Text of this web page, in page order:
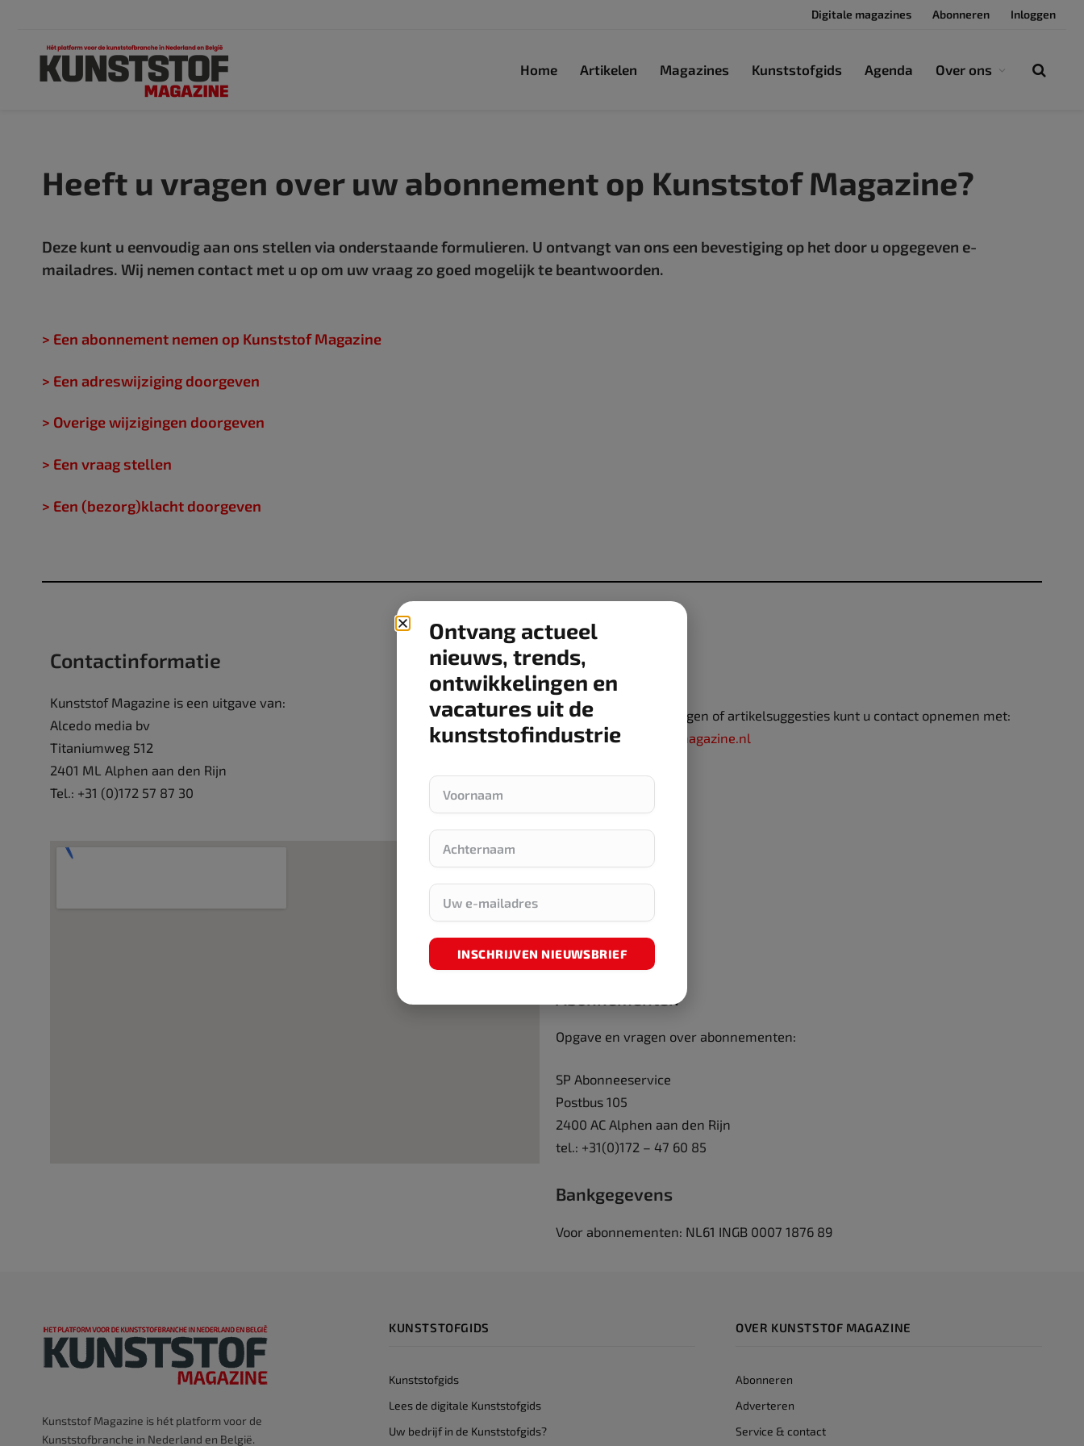
Digitale magazines Abonneren Inloggen
Home Artikelen Magazines Kunststofgids Agenda Over ons
Heeft u vragen over uw abonnement op Kunststof Magazine?
Deze kunt u eenvoudig aan ons stellen via onderstaande formulieren. U ontvangt van ons een bevestiging op het door u opgegeven e-
mailadres. Wij nemen contact met u op om uw vraag zo goed mogelijk te beantwoorden.
> Een abonnement nemen op Kunststof Magazine
> Een adreswijziging doorgeven
> Overige wijzigingen doorgeven
> Een vraag stellen
> Een (bezorg)klacht doorgeven
Contactinformatie
Kunststof Magazine is een uitgave van:
Alcedo media bv
Titaniumweg 512
2401 ML Alphen aan den Rijn
Tel.: +31 (0)172 57 87 30
Hoofdredactie
Hugo van der Horst
Voor redactionele vragen of artikelsuggesties kunt u contact opnemen met:
redactie@kunststof-magazine.nl
Internet
Stuur Bob een mail
Abonnementen
Opgave en vragen over abonnementen:
SP Abonneeservice
Postbus 105
2400 AC Alphen aan den Rijn
tel.: +31(0)172 – 47 60 85
Bankgegevens
Voor abonnementen: NL61 INGB 0007 1876 89
Kunststof Magazine is hét platform voor de
Kunststofbranche in Nederland en België.
KUNSTSTOFGIDS
Kunststofgids
Lees de digitale Kunststofgids
Uw bedrijf in de Kunststofgids?
OVER KUNSTSTOF MAGAZINE
Abonneren
Adverteren
Service & contact
Ontvang actueel
nieuws, trends,
ontwikkelingen en
vacatures uit de
kunststofindustrie
INSCHRIJVEN NIEUWSBRIEF